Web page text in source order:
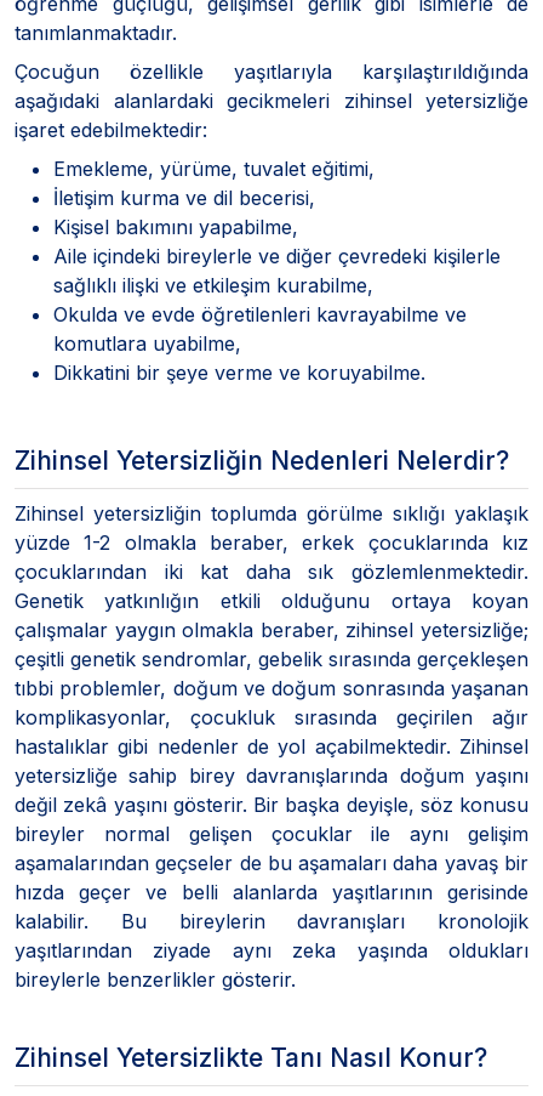
tanımlanmaktadır.
Çocuğun özellikle yaşıtlarıyla karşılaştırıldığında
aşağıdaki alanlardaki gecikmeleri zihinsel yetersizliğe
işaret edebilmektedir:
Emekleme, yürüme, tuvalet eğitimi,
İletişim kurma ve dil becerisi,
Kişisel bakımını yapabilme,
Aile içindeki bireylerle ve diğer çevredeki kişilerle
sağlıklı ilişki ve etkileşim kurabilme,
Okulda ve evde öğretilenleri kavrayabilme ve
komutlara uyabilme,
Dikkatini bir şeye verme ve koruyabilme.
Zihinsel Yetersizliğin Nedenleri Nelerdir?
Zihinsel yetersizliğin toplumda görülme sıklığı yaklaşık
yüzde 1-2 olmakla beraber, erkek çocuklarında kız
çocuklarından iki kat daha sık gözlemlenmektedir.
Genetik yatkınlığın etkili olduğunu ortaya koyan
çalışmalar yaygın olmakla beraber, zihinsel yetersizliğe;
çeşitli genetik sendromlar, gebelik sırasında gerçekleşen
tıbbi problemler, doğum ve doğum sonrasında yaşanan
komplikasyonlar, çocukluk sırasında geçirilen ağır
hastalıklar gibi nedenler de yol açabilmektedir. Zihinsel
yetersizliğe sahip birey davranışlarında doğum yaşını
değil zekâ yaşını gösterir. Bir başka deyişle, söz konusu
bireyler normal gelişen çocuklar ile aynı gelişim
aşamalarından geçseler de bu aşamaları daha yavaş bir
hızda geçer ve belli alanlarda yaşıtlarının gerisinde
kalabilir. Bu bireylerin davranışları kronolojik
yaşıtlarından ziyade aynı zeka yaşında oldukları
bireylerle benzerlikler gösterir.
Zihinsel Yetersizlikte Tanı Nasıl Konur?